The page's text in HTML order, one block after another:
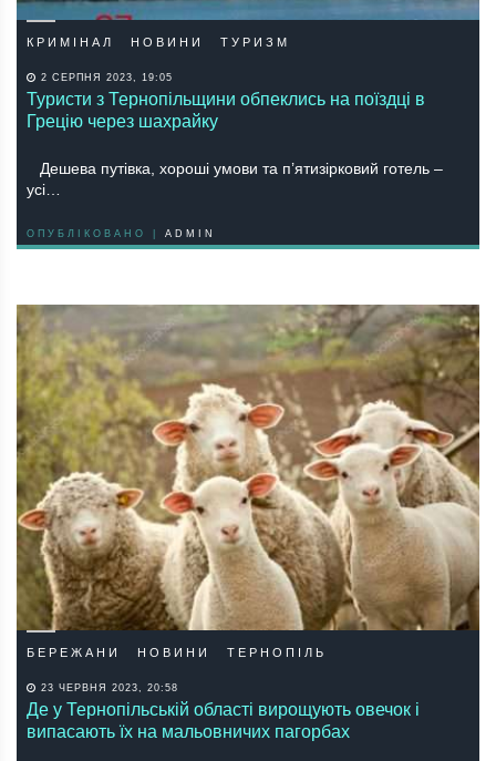
КРИМІНАЛ НОВИНИ ТУРИЗМ
2 СЕРПНЯ 2023, 19:05
Туристи з Тернопільщини обпеклись на поїздці в
Грецію через шахрайку
Дешева путівка, хороші умови та п’ятизірковий готель –
усі…
ОПУБЛІКОВАНО | ADMIN
БЕРЕЖАНИ НОВИНИ ТЕРНОПІЛЬ
23 ЧЕРВНЯ 2023, 20:58
Де у Тернопільській області вирощують овечок і
випасають їх на мальовничих пагорбах